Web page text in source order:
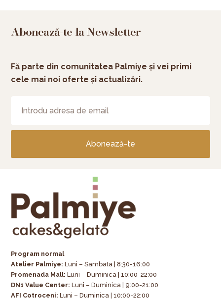
Abonează-te la Newsletter
Fă parte din comunitatea Palmiye și vei primi
cele mai noi oferte și actualizări.
Abonează-te
Program normal
Atelier Palmiye: Luni – Sambata | 8:30-16:00
Promenada Mall: Luni – Duminica | 10:00-22:00
DN1 Value Center: Luni – Duminica | 9:00-21:00
AFI Cotroceni: Luni – Duminica | 10:00-22:00